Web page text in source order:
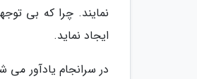
نمایند. چرا که بی
ایجاد نماید.
در سرانجام یادآور می